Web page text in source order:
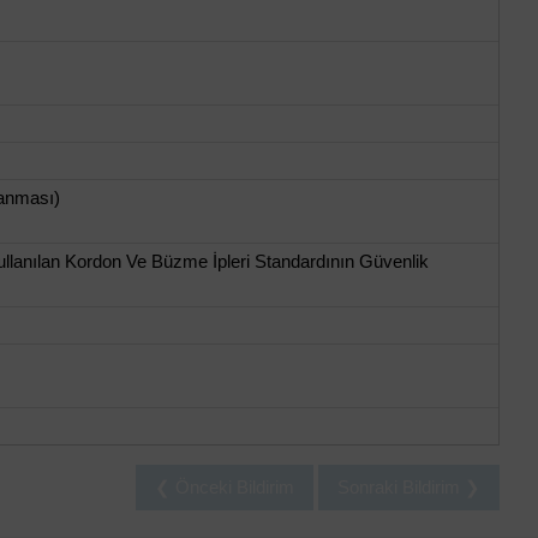
Kordon Ve Büzme İpleri Standardının Güvenlik